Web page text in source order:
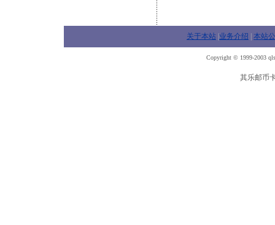
关于本站 业务介绍 本站
Copyright © 1999-2003
其乐邮币